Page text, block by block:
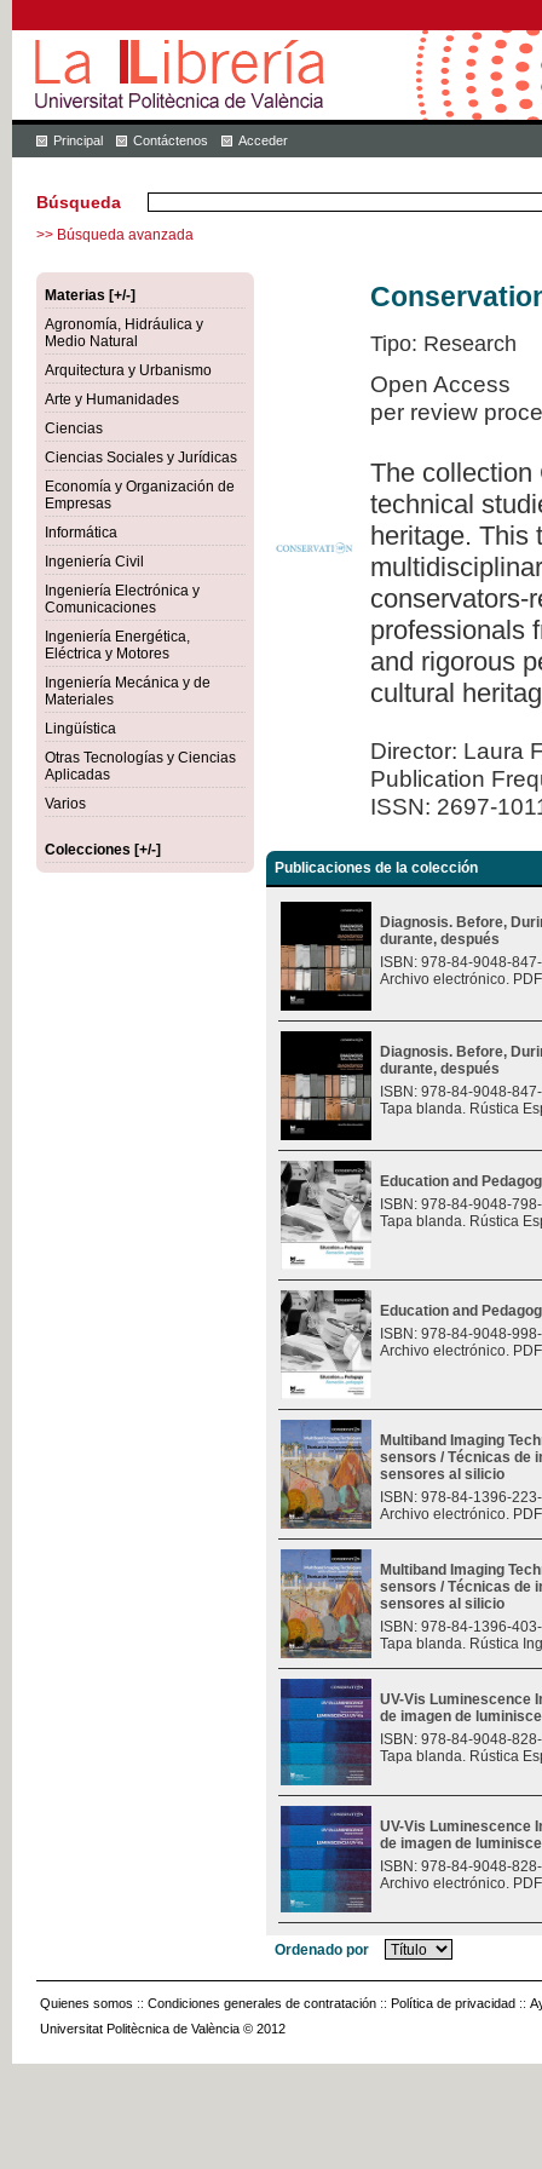
Principal Contáctenos Acceder
Búsqueda
>> Búsqueda avanzada
Materias [+/-]
Agronomía, Hidráulica y
Medio Natural
Arquitectura y Urbanismo
Arte y Humanidades
Ciencias
Ciencias Sociales y Jurídicas
Economía y Organización de
Empresas
Informática
Ingeniería Civil
Ingeniería Electrónica y
Comunicaciones
Ingeniería Energética,
Eléctrica y Motores
Ingeniería Mecánica y de
Materiales
Lingüística
Otras Tecnologías y Ciencias
Aplicadas
Varios
Colecciones [+/-]
Tipo: Research
Open Access
per review
The collection
technical
heritage. This
conservators-
professionals
and rigorous
cultural
Director: Laura
Publication
ISSN: 2697-
Publicaciones de la colección
Diagnosis. Before,
durante, después
ISBN: 978-84-9048-
Archivo electrónico.
Diagnosis. Before,
durante, después
ISBN: 978-84-9048-
Tapa blanda. Rústica
Education and
ISBN: 978-84-9048-
Tapa blanda. Rústica
Education and
ISBN: 978-84-9048-
Archivo electrónico.
Multiband Imaging
sensors / Técnicas de
sensores al silicio
ISBN: 978-84-1396-
Archivo electrónico.
Multiband Imaging
sensors / Técnicas de
sensores al silicio
ISBN: 978-84-1396-
Tapa blanda. Rústica
UV-Vis Luminescence
de imagen de
ISBN: 978-84-9048-
Tapa blanda. Rústica
UV-Vis Luminescence
de imagen de
ISBN: 978-84-9048-
Archivo electrónico.
Ordenado por
Quienes somos :: Condiciones generales de contratación :: Política de privacidad ::
Universitat Politècnica de València © 2012